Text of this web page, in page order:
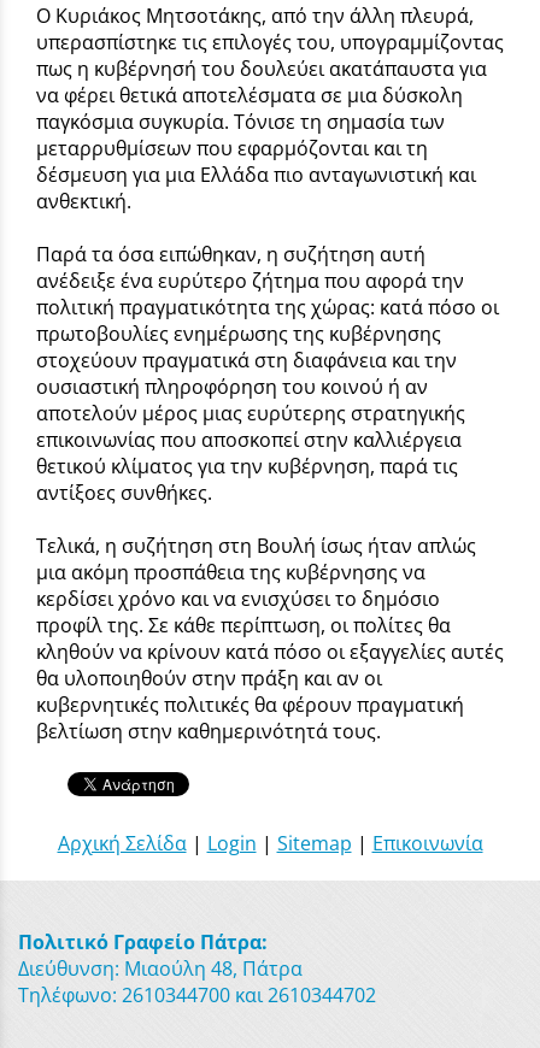
Ο Κυριάκος Μητσοτάκης, από την άλλη πλευρά,
υπερασπίστηκε τις επιλογές του, υπογραμμίζοντας
πως η κυβέρνησή του δουλεύει ακατάπαυστα για
να φέρει θετικά αποτελέσματα σε μια δύσκολη
παγκόσμια συγκυρία. Τόνισε τη σημασία των
μεταρρυθμίσεων που εφαρμόζονται και τη
δέσμευση για μια Ελλάδα πιο ανταγωνιστική και
ανθεκτική.
Παρά τα όσα ειπώθηκαν, η συζήτηση αυτή
ανέδειξε ένα ευρύτερο ζήτημα που αφορά την
πολιτική πραγματικότητα της χώρας: κατά πόσο οι
πρωτοβουλίες ενημέρωσης της κυβέρνησης
στοχεύουν πραγματικά στη διαφάνεια και την
ουσιαστική πληροφόρηση του κοινού ή αν
αποτελούν μέρος μιας ευρύτερης στρατηγικής
επικοινωνίας που αποσκοπεί στην καλλιέργεια
θετικού κλίματος για την κυβέρνηση, παρά τις
αντίξοες συνθήκες.
Τελικά, η συζήτηση στη Βουλή ίσως ήταν απλώς
μια ακόμη προσπάθεια της κυβέρνησης να
κερδίσει χρόνο και να ενισχύσει το δημόσιο
προφίλ της. Σε κάθε περίπτωση, οι πολίτες θα
κληθούν να κρίνουν κατά πόσο οι εξαγγελίες αυτές
θα υλοποιηθούν στην πράξη και αν οι
κυβερνητικές πολιτικές θα φέρουν πραγματική
βελτίωση στην καθημερινότητά τους.
Αρχική Σελίδα| Login | Sitemap | Επικοινωνία
Πολιτικό Γραφείο Πάτρα:
Διεύθυνση: Μιαούλη 48, Πάτρα
Τηλέφωνο: 2610344700 και 2610344702